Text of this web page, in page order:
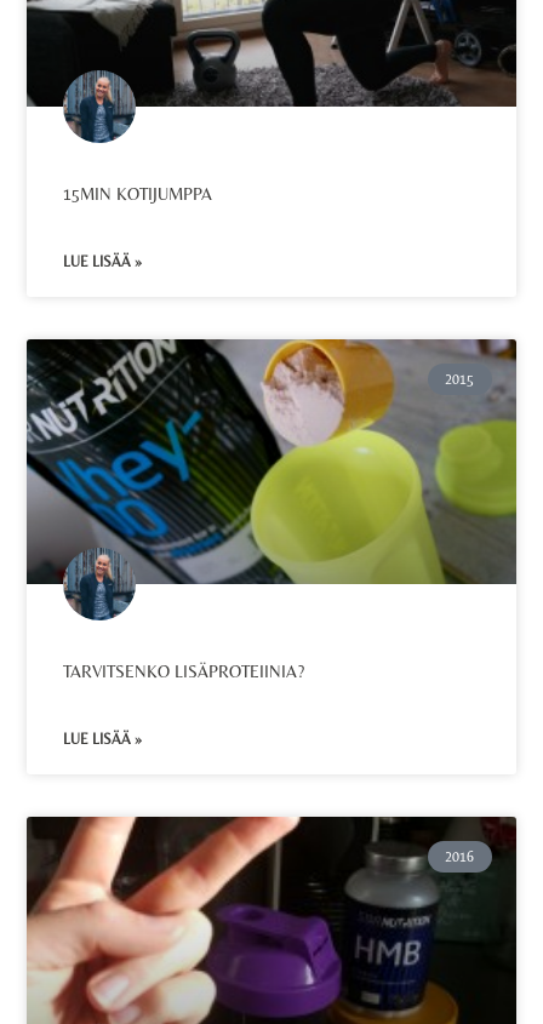
15MIN KOTIJUMPPA
LUE LISÄÄ »
2015
TARVITSENKO LISÄPROTEIINIA?
LUE LISÄÄ »
2016